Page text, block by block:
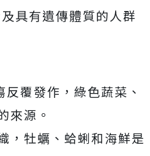
具有遺傳體質的人群
反覆發作，綠色蔬菜、
來源。
，牡蠣、蛤蜊和海鮮是